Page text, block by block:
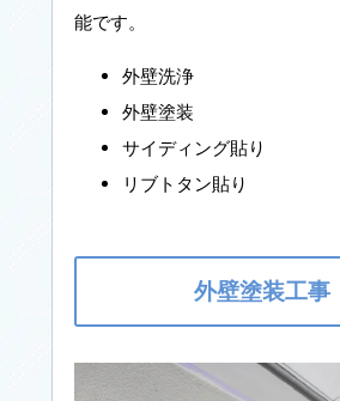
能です。
外壁洗浄
外壁塗装
サイディング貼り
リブトタン貼り
外壁塗装工事